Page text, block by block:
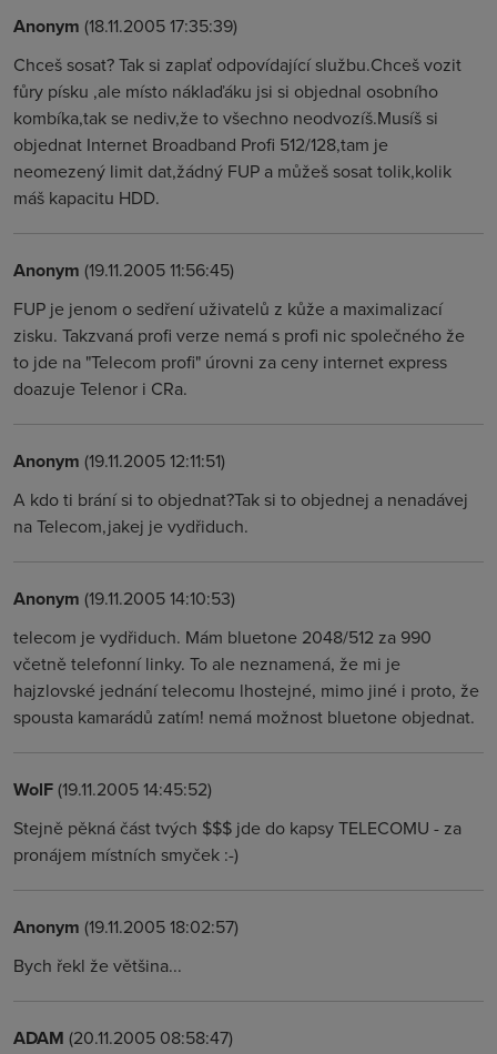
Anonym (18.11.2005 17:35:39)
Chceš sosat? Tak si zaplať odpovídající službu.Chceš vozit
fůry písku ,ale místo náklaďáku jsi si objednal osobního
kombíka,tak se nediv,že to všechno neodvozíš.Musíš si
objednat Internet Broadband Profi 512/128,tam je
neomezený limit dat,žádný FUP a můžeš sosat tolik,kolik
máš kapacitu HDD.
Anonym (19.11.2005 11:56:45)
FUP je jenom o sedření uživatelů z kůže a maximalizací
zisku. Takzvaná profi verze nemá s profi nic společného že
to jde na "Telecom profi" úrovni za ceny internet express
doazuje Telenor i CRa.
Anonym (19.11.2005 12:11:51)
A kdo ti brání si to objednat?Tak si to objednej a nenadávej
na Telecom,jakej je vydřiduch.
Anonym (19.11.2005 14:10:53)
telecom je vydřiduch. Mám bluetone 2048/512 za 990
včetně telefonní linky. To ale neznamená, že mi je
hajzlovské jednání telecomu lhostejné, mimo jiné i proto, že
spousta kamarádů zatím! nemá možnost bluetone objednat.
WolF(19.11.2005 14:45:52)
Stejně pěkná část tvých $$$ jde do kapsy TELECOMU - za
pronájem místních smyček :-)
Anonym (19.11.2005 18:02:57)
Bych řekl že většina...
ADAM (20.11.2005 08:58:47)